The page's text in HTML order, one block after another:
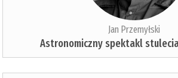
Jan Przemyłski
Astronomiczny spektakl